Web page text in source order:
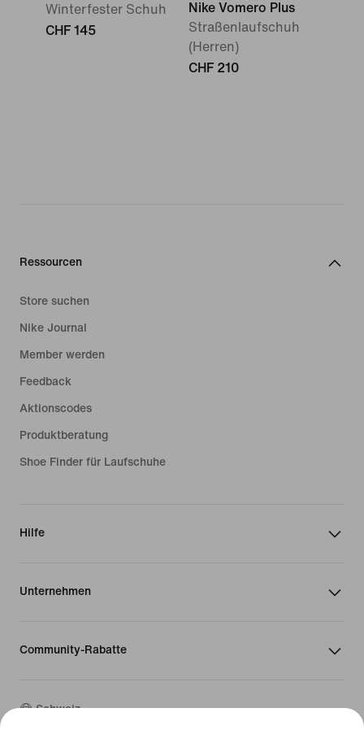
Winterfester Schuh
CHF 145
Nike Vomero Plus
Straßenlaufschuh
(Herren)
CHF 210
Ressourcen
Store suchen
Nike Journal
Member werden
Feedback
Aktionscodes
Produktberatung
Shoe Finder für Laufschuhe
Hilfe
Unternehmen
Community-Rabatte
Schweiz